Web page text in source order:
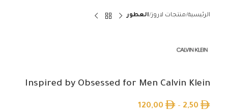
الرئيسية منتجات لاروز العطور
Inspired by Obsessed for Men Calvin Klein
2,50
–
120,00